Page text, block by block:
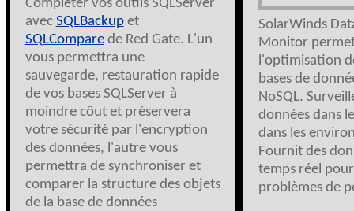
Compléter vos outils SQLServer
avec SQLBackupet
SQLComparede Red Gate. L'un
vous permettra une
sauvegarde, restauration rapide
de vos bases SQLServer à
moindre côut et préservera
votre sécurité par l'encryption
des données, l'autre vous
permettra de synchroniser et
comparer la structure des objets
de la base de données
SolarWinds
Monitor
l'optimisation
bases de
NoSQL.
données dans
dans les
Fournit des
temps réel
problèmes de